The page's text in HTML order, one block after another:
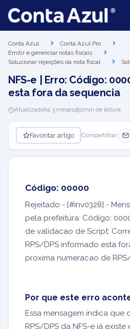
Conta Azul
Conta Azul Pro
Emitir e gerenciar notas fiscais
Solucionar rejeições da nota fiscal
NFS-e | Erro: Código:
esta fora da sequencia
Atualizadohá 3 meses 2min de leitura
Favoritar artigo Compartilhar:
Código: 00000
Rejeitado - [#inv0328] -
pela prefeitura: Código:
de validacao de Script:
RPS/DPS informado esta
proxima numeracao de
Por que este erro
Essa mensagem indica que
RPS/DPS da NFS-e já existe